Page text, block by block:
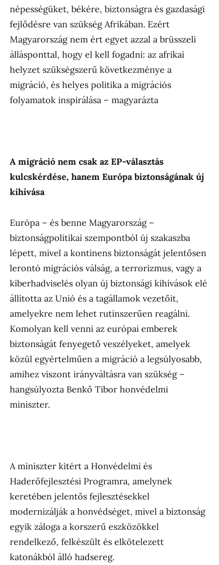
népességüket, békére, biztonságra és gazdasági
fejlődésre van szükség Afrikában. Ezért
Magyarország nem ért egyet azzal a brüsszeli
állásponttal, hogy el kell fogadni: az afrikai
helyzet szükségszerű következménye a
migráció, és helyes politika a migrációs
folyamatok inspirálása – magyarázta
A migráció nem csak az EP-választás
kulcskérdése, hanem Európa biztonságának új
kihívása
Európa – és benne Magyarország –
biztonságpolitikai szempontból új szakaszba
lépett, mivel a kontinens biztonságát jelentősen
lerontó migrációs válság, a terrorizmus, vagy a
kiberhadviselés olyan új biztonsági kihívások elé
állította az Unió és a tagállamok vezetőit,
amelyekre nem lehet rutinszerűen reagálni.
Komolyan kell venni az európai emberek
biztonságát fenyegető veszélyeket, amelyek
közül egyértelműen a migráció a legsúlyosabb,
amihez viszont irányváltásra van szükség –
hangsúlyozta Benkő Tibor honvédelmi
miniszter.
A miniszter kitért a Honvédelmi és
Haderőfejlesztési Programra, amelynek
keretében jelentős fejlesztésekkel
modernizálják a honvédséget, mivel a biztonság
egyik záloga a korszerű eszközökkel
rendelkező, felkészült és elkötelezett
katonákból álló hadsereg.